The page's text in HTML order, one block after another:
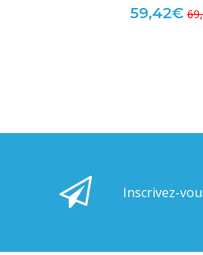
59,42€
Inscrivez-